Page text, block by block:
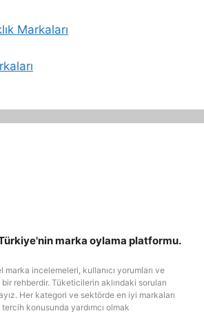
Markaları
marka oylama platformu.
incelemeleri, kullanıcı yorumları ve
bir rehberdir. Tüketicilerin aklındaki soruları
Her kategori ve sektörde en iyi markaları
konusunda yardımcı olmak